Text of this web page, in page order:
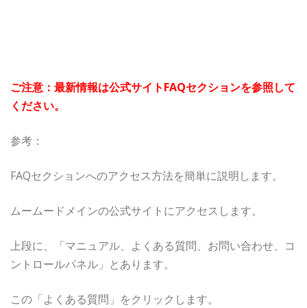
ご注意：最新情報は公式サイトFAQセクションを参照して
ください。
参考：
FAQセクションへのアクセス方法を簡単に説明します。
ムームードメインの公式サイトにアクセスします。
上段に、「マニュアル、よくある質問、お問い合わせ、コ
ントロールパネル」とあります。
この「よくある質問」をクリックします。